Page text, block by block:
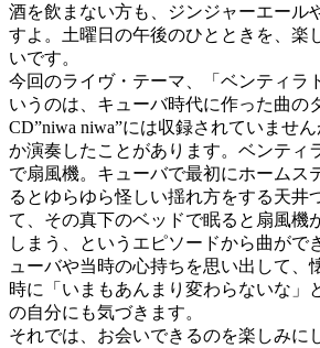
酒を飲まない方も、ジンジャーエール
すよ。土曜日の午後のひとときを、楽
いです。
今回のライヴ・テーマ、「ベンティラ
いうのは、キューバ時代に作った曲の
CD”niwa niwa”には収録されていませ
か演奏したことがあります。ベンティ
で扇風機。キューバで最初にホームス
るとゆらゆら怪しい揺れ方をする天井
て、その真下のベッドで眠ると扇風機
しまう、というエピソードから曲がで
ューバや当時の心持ちを思い出して、
時に「いまもあんまり変わらないな」
の自分にも気づきます。
それでは、お会いできるのを楽しみに